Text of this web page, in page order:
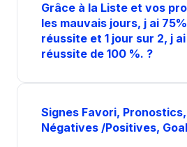
Grâce à la Liste et vos
les mauvais jours, j ai
réussite et 1 jour sur 2, j
réussite de 100 %. ?
Signes Favori,
Négatives /Positives,